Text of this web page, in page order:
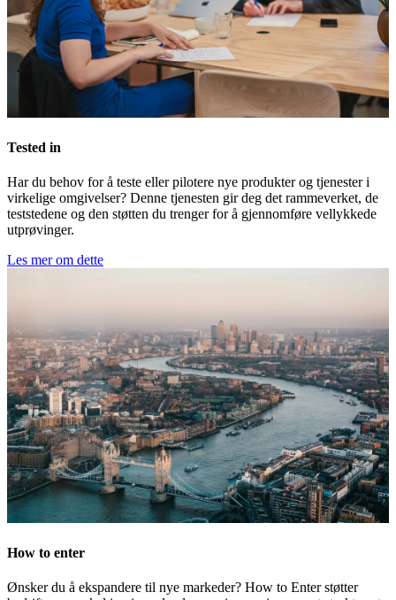
Tested in
Har du behov for å teste eller pilotere nye produkter og tjenester i
virkelige omgivelser? Denne tjenesten gir deg det rammeverket, de
teststedene og den støtten du trenger for å gjennomføre vellykkede
utprøvinger.
Les mer om dette
How to enter
Ønsker du å ekspandere til nye markeder? How to Enter støtter